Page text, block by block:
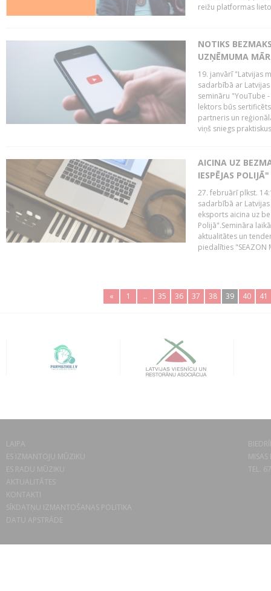
reižu platformas
NOTIKS
UZŅĒMUMA
19. janvārī "Latvijas
sadarbībā ar
semināru "YouTube
lektors būs
partneris un
viņš sniegs
AICINA UZ
IESPĒJAS POLIJĀ"
27. februārī plkst.
sadarbībā ar
eksports aicina uz
Polijā".Semināra
aktualitātes un
piedalīties "SEAZON
« 1 .. 35 36 37 38 39 40 41
LAIPA
ES IZMANTOJU MŪZIKU
ES RADU MŪZIKU
AKTUALITĀTES
KONTAKTI
SĪKDATŅU IZMANTOŠANAS POLITIKA
DATU APSTRĀDE
TEL.